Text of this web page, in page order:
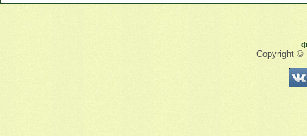
Copyright ©